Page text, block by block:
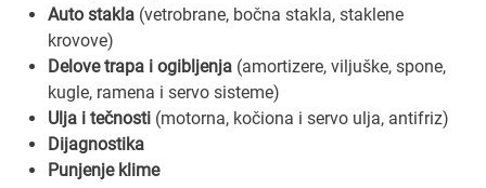
Auto stakla (vetrobrane, bočna stakla, staklene
krovove)
Delove trapa i ogibljenja (amortizere, viljuške, spone,
kugle, ramena i servo sisteme)
Ulja i tečnosti (motorna, kočiona i servo ulja, antifriz)
Dijagnostika
Punjenje klime